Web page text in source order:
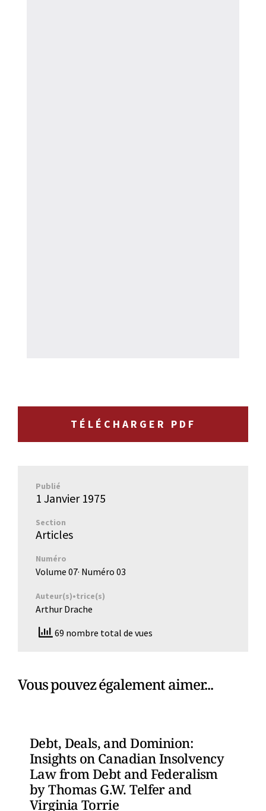
TÉLÉCHARGER PDF
Publié
1 Janvier 1975
Section
Articles
Numéro
Volume 07· Numéro 03
Auteur(s)•trice(s)
Arthur Drache
69 nombre total de vues
Vous pouvez également aimer...
Debt, Deals, and Dominion:
Insights on Canadian Insolvency
Law from Debt and Federalism
by Thomas G.W. Telfer and
Virginia Torrie